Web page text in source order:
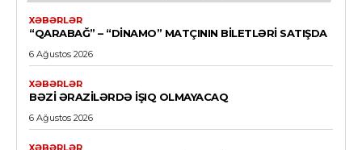
XƏBƏRLƏR
“QARABAĞ” – “DINAMO” MATÇININ BILETLƏRI SATIŞDA
6 Ağustos 2026
XƏBƏRLƏR
BƏZI ƏRAZILƏRDƏ IŞIQ OLMAYACAQ
6 Ağustos 2026
XƏBƏRLƏR